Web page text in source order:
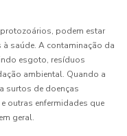
podem estar
à saúde. A contaminação da
esgoto, resíduos
ambiental. Quando a
surtos de doenças
outras enfermidades que
geral.